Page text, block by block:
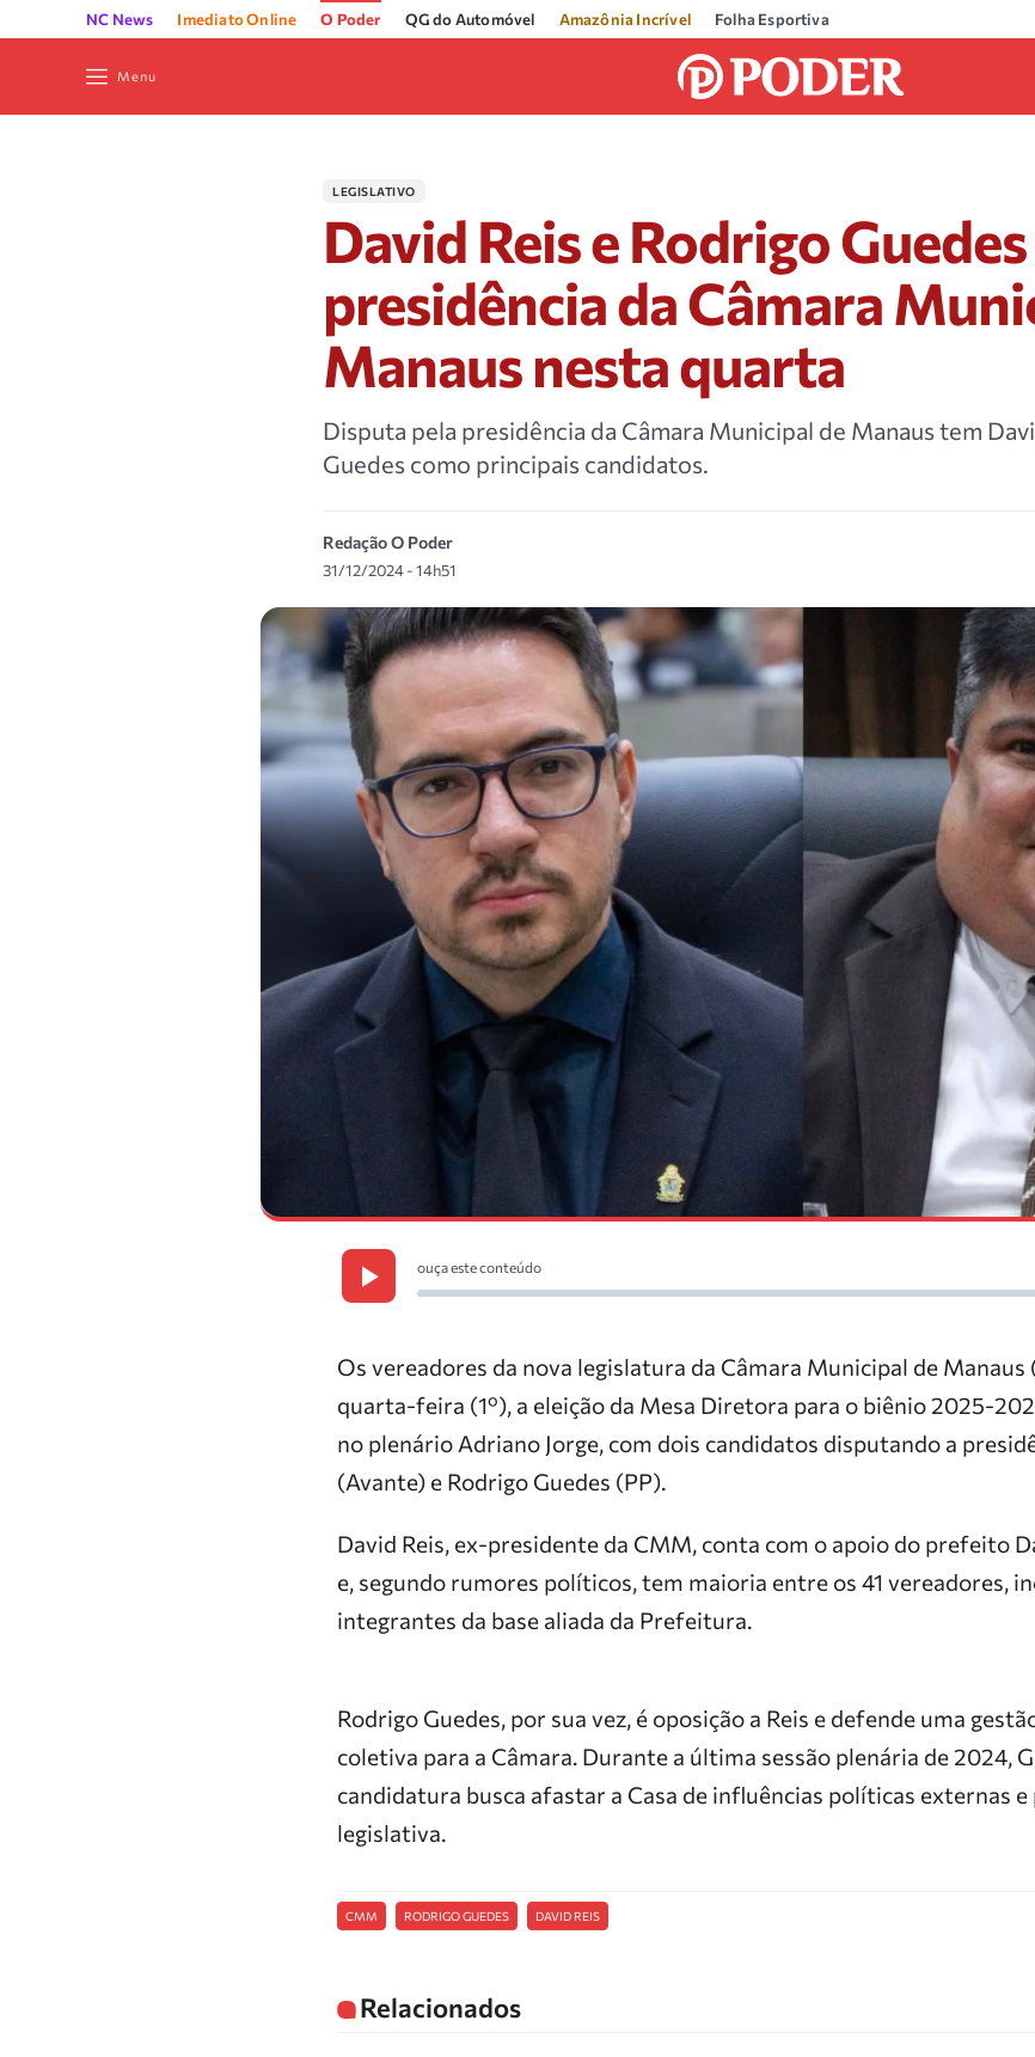
NC News Imediato Online O Poder QG do Automóvel Amazônia Incrível Folha Esportiva
Menu
LEGISLATIVO
David Reis e Rodrigo
presidência da Câmara
Manaus nesta quarta
Disputa pela presidência da Câmara Municipal de Manaus tem
Guedes como principais candidatos.
Redação O Poder
31/12/2024 - 14h51
ouça este conteúdo
Os vereadores da nova legislatura da Câmara Municipal de
quarta-feira (1º), a eleição da Mesa Diretora para o biênio 2025-
no plenário Adriano Jorge, com dois candidatos disputando a
(Avante) e Rodrigo Guedes (PP).
David Reis, ex-presidente da CMM, conta com o apoio do prefeito
e, segundo rumores políticos, tem maioria entre os 41 vereadores,
integrantes da base aliada da Prefeitura.
Rodrigo Guedes, por sua vez, é oposição a Reis e defende uma
coletiva para a Câmara. Durante a última sessão plenária de 2024,
candidatura busca afastar a Casa de influências políticas externas
legislativa.
CMM RODRIGO GUEDES DAVID REIS
Relacionados